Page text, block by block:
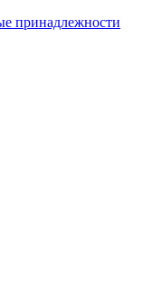
принадлежности